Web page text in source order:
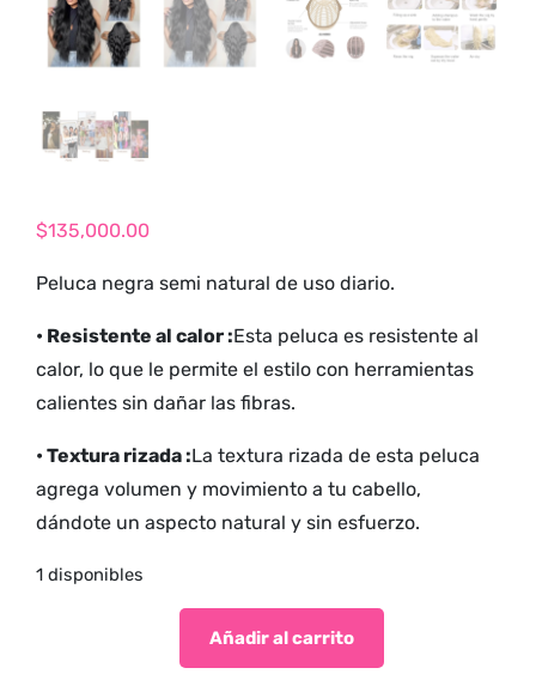
Explora nuestra
tienda para
nuevas
experiencias con
más exclusivos y
$135,000.00
Peluca negra semi natural de uso diario.
• Resistente al calor :Esta peluca es resistente al
calor, lo que le permite el estilo con herramientas
calientes sin dañar las fibras.
• Textura rizada :La textura rizada de esta peluca
agrega volumen y movimiento a tu cabello,
dándote un aspecto natural y sin esfuerzo.
1 disponibles
Añadir al carrito